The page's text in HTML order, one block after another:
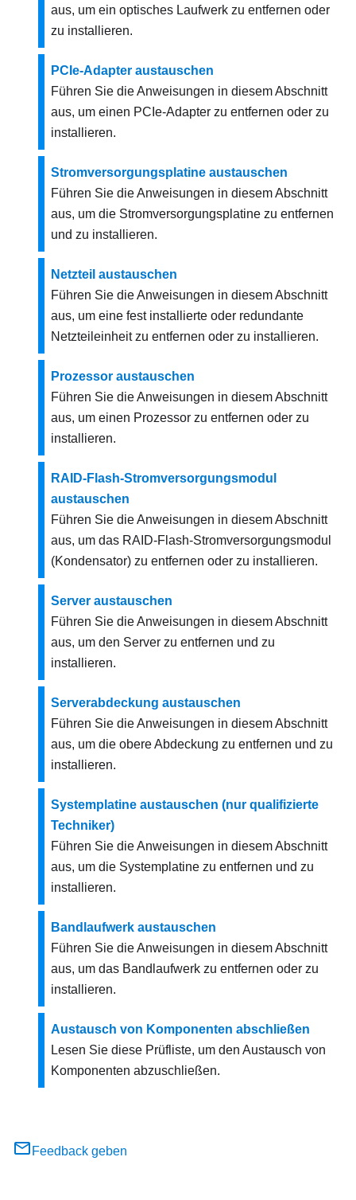
aus, um ein optisches Laufwerk zu entfernen oder
zu installieren.
PCIe-Adapter austauschen
Führen Sie die Anweisungen in diesem Abschnitt
aus, um einen PCIe-Adapter zu entfernen oder zu
installieren.
Stromversorgungsplatine austauschen
Führen Sie die Anweisungen in diesem Abschnitt
aus, um die Stromversorgungsplatine zu entfernen
und zu installieren.
Netzteil austauschen
Führen Sie die Anweisungen in diesem Abschnitt
aus, um eine fest installierte oder redundante
Netzteileinheit zu entfernen oder zu installieren.
Prozessor austauschen
Führen Sie die Anweisungen in diesem Abschnitt
aus, um einen Prozessor zu entfernen oder zu
installieren.
RAID-Flash-Stromversorgungsmodul
austauschen
Führen Sie die Anweisungen in diesem Abschnitt
aus, um das RAID-Flash-Stromversorgungsmodul
(Kondensator) zu entfernen oder zu installieren.
Server austauschen
Führen Sie die Anweisungen in diesem Abschnitt
aus, um den Server zu entfernen und zu
installieren.
Serverabdeckung austauschen
Führen Sie die Anweisungen in diesem Abschnitt
aus, um die obere Abdeckung zu entfernen und zu
installieren.
Systemplatine austauschen (nur qualifizierte
Techniker)
Führen Sie die Anweisungen in diesem Abschnitt
aus, um die Systemplatine zu entfernen und zu
installieren.
Bandlaufwerk austauschen
Führen Sie die Anweisungen in diesem Abschnitt
aus, um das Bandlaufwerk zu entfernen oder zu
installieren.
Austausch von Komponenten abschließen
Lesen Sie diese Prüfliste, um den Austausch von
Komponenten abzuschließen.
Feedback geben